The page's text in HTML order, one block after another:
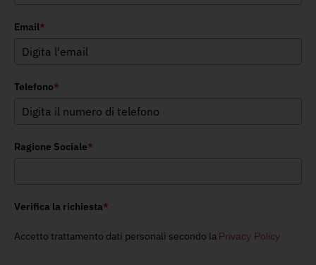
Email*
Telefono*
Ragione Sociale*
Verifica la richiesta*
Accetto trattamento dati personali secondo la Privacy Policy